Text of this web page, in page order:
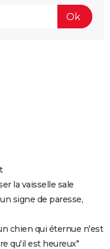
la vaisselle sale
signe de paresse,
chien qui éternue n'est
qu'il est heureux"